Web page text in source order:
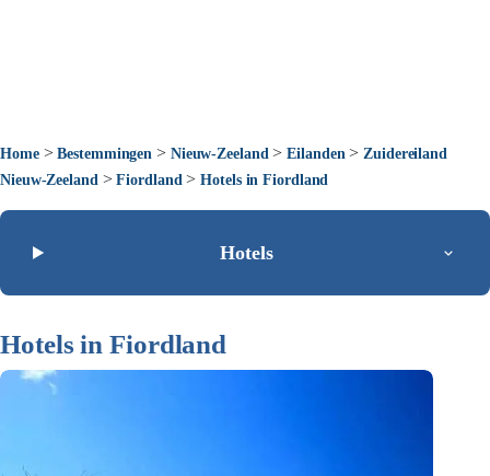
Home>Bestemmingen > Nieuw-Zeeland >Eilanden > Zuidereiland
Nieuw-Zeeland >Fiordland >Hotels in Fiordland
Hotels
Hotels in Fiordland